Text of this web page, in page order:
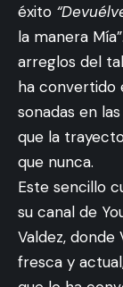
éxito
la manera
arreglos del
ha convertido
sonadas en
que la
que nunca.
Este sencillo
su canal de
Valdez,
fresca y